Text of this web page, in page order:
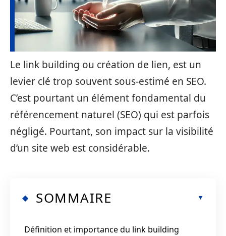
Le link building ou création de lien, est un
levier clé trop souvent sous-estimé en SEO.
C’est pourtant un élément fondamental du
référencement naturel (SEO) qui est parfois
négligé. Pourtant, son impact sur la visibilité
d’un site web est considérable.
SOMMAIRE
Définition et importance du link building